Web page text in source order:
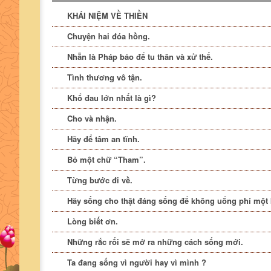
KHÁI NIỆM VỀ THIỀN
Chuyện hai đóa hồng.
Nhẫn là Pháp bảo để tu thân và xử thế.
Tình thương vô tận.
Khổ đau lớn nhất là gì?
Cho và nhận.
Hãy để tâm an tĩnh.
Bỏ một chữ “Tham”.
Từng bước đi về.
Hãy sống cho thật đáng sống để không uổng phí
Lòng biết ơn.
Những rắc rối sẽ mở ra những cách sống mới.
Ta đang sống vì người hay vì mình ?